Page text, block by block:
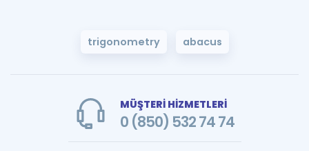
trigonometry abacus
MÜŞTERİ HİZMETLERİ
0 (850) 532 74 74